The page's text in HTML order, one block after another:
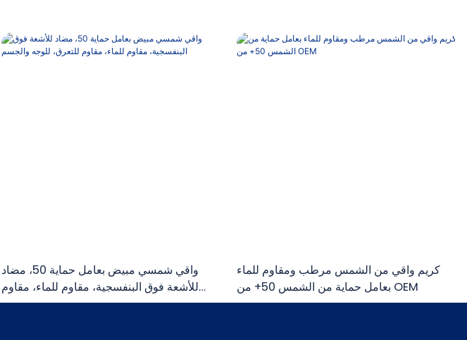
واقي شمسي مبيض بعامل حماية 50، مضاد
للأشعة فوق البنفسجية، مقاوم للماء، مقاوم
للتعرق، للوجه والجسم
كريم واقي من الشمس مرطب ومقاوم للماء
بعامل حماية من الشمس 50+ من OEM